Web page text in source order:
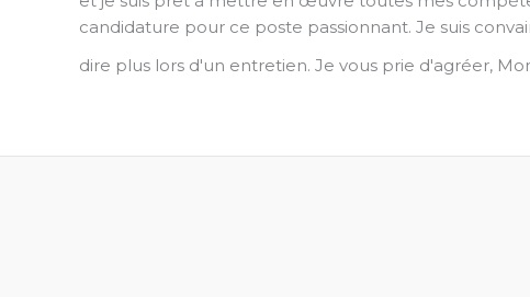
candidature pour ce poste passionnant. Je suis
dire plus lors d'un entretien. Je vous prie d'agréer,